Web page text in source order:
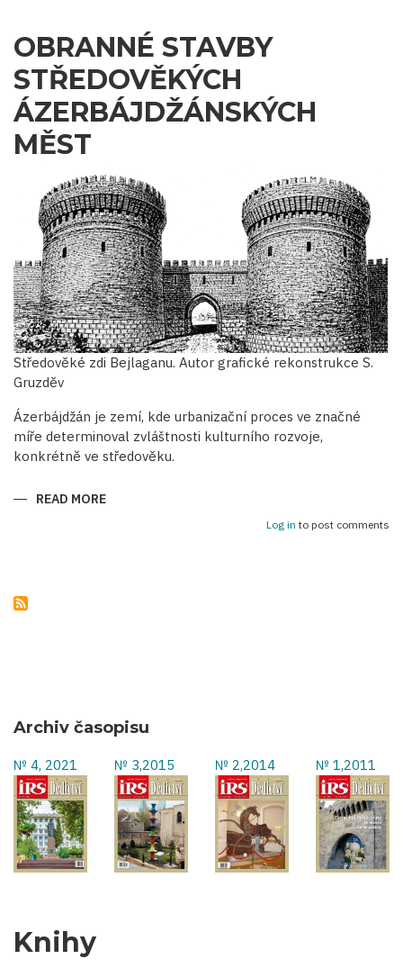
OBRANNÉ STAVBY
STŘEDOVĚKÝCH
ÁZERBÁJDŽÁNSKÝCH
MĚST
Středověké zdi Bejlaganu. Autor grafické rekonstrukce S.
Gruzděv
Ázerbájdžán je zemí, kde urbanizační proces ve značné
míře determinoval zvláštnosti kulturního rozvoje,
konkrétně ve středověku.
READ MORE
Log in to post comments
Archiv časopisu
№ 4, 2021 № 3,2015 № 2,2014 № 1,2011
Knihy